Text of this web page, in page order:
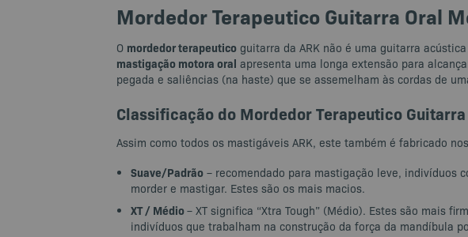
Mordedor Terapeutico Guitarra Oral
O mordedor terapeutico guitarra da ARK não é uma guitarra
mastigação motora oral apresenta uma longa extensão para
pegada e saliências (na haste) que se assemelham às cordas de
Classificação do Mordedor Terapeutico
Assim como todos os mastigáveis ​​ARK, este também é fabricado
Suave/Padrão – recomendado para mastigação leve, indivíduos
morder e mastigar. Estes são os mais macios.
XT / Médio– XT significa “Xtra Tough” (Médio). Estes são mais
indivíduos que trabalham na construção da força da mandíbula